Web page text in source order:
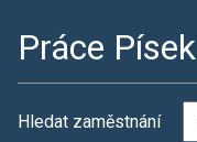
Práce Písek
Hledat zaměstnání